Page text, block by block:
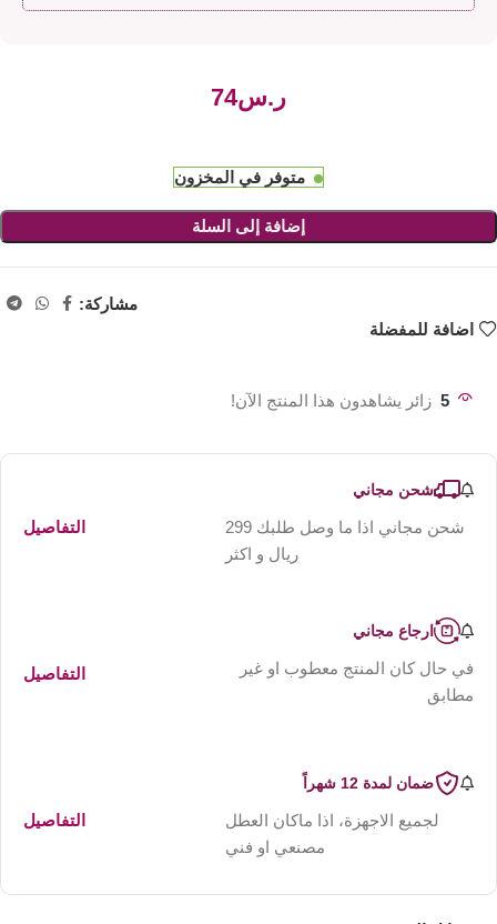
ر.س
متوفر في المخزون
إضافة إلى السلة
مشاركة:
اضافة للمفضلة
5 زائر يشاهدون هذا المنتج الآن!
شحن مجاني
شحن مجاني اذا ما وصل طلبك 299
ريال و اكثر
التفاصيل
ارجاع مجاني
في حال كان المنتج معطوب او غير
مطابق
التفاصيل
ضمان لمدة 12 شهراً
لجميع الاجهزة، اذا ماكان العطل
مصنعي او فني
التفاصيل